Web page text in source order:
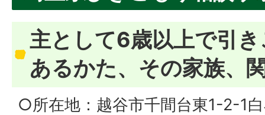
主として6歳以上で引
あるかた、その家族、
○所在地：越谷市千間台東1-2-1